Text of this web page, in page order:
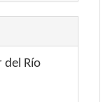
del Río